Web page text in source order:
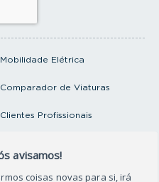
Mobilidade Elétrica
Comparador de Viaturas
Clientes Profissionais